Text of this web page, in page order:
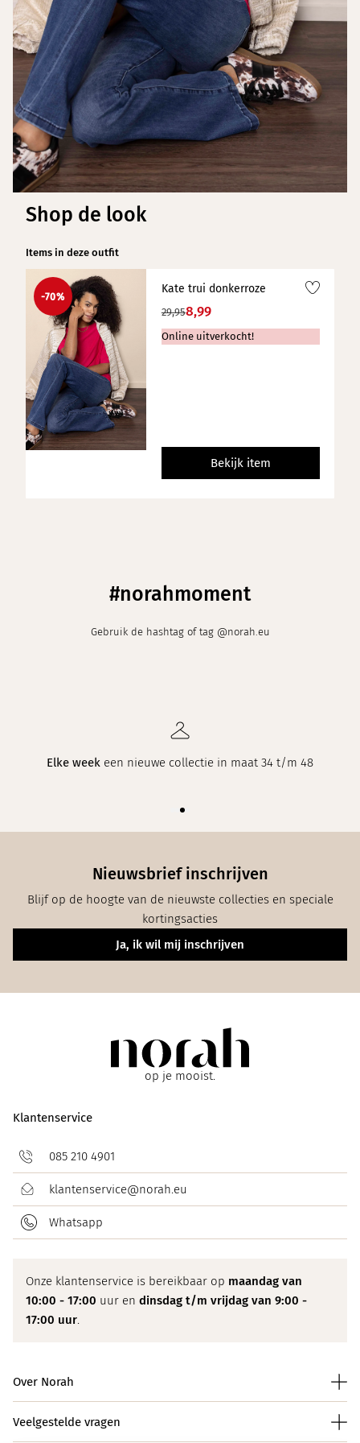
Shop de look
Items in deze outfit
-70%
Kate trui donkerroze
29,958,99
Online uitverkocht!
Bekijk item
#norahmoment
Gebruik de hashtag of tag @norah.eu
Elke week een nieuwe collectie in maat 34 t/m 48
Nieuwsbrief inschrijven
Blijf op de hoogte van de nieuwste collecties en speciale
kortingsacties
Ja, ik wil mij inschrijven
op je mooist.
Klantenservice
085 210 4901
klantenservice@norah.eu
Whatsapp
Onze klantenservice is bereikbaar op maandag van
10:00 - 17:00 uur en dinsdag t/m vrijdag van 9:00 -
17:00 uur.
Over Norah
Veelgestelde vragen